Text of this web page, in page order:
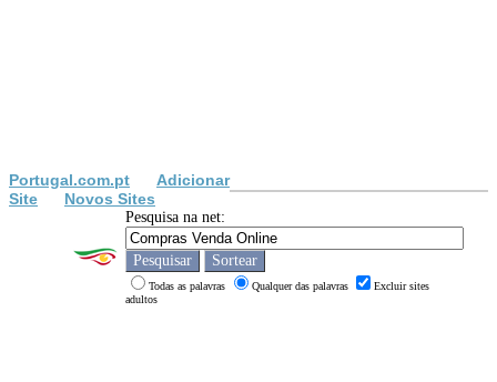
Portugal.com.pt
Adicionar
Site
Novos Sites
Pesquisa na net:
Todas as palavras Qualquer das palavras
Excluir sites
adultos